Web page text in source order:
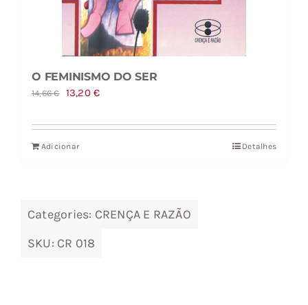
O FEMINISMO DO SER
14,66€
O
original
era:
13,20€O
atual
Adicionar Detalhes
Categories: CRENÇA E RAZÃO
SKU: CR 018